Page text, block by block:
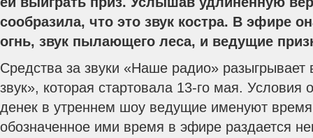
сообразила, что это звук костра. В эфире
огнь, звук пылающего леса, и ведущие
Средства за звуки «Наше радио» разыгрывает
звук», которая стартовала 13-го мая.
денек в утреннем шоу ведущие именуют
обозначенное ими время в эфире раздается